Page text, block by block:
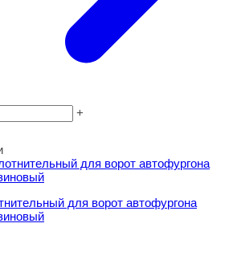
+
для ворот автофургона (23)
для ворот автофургона